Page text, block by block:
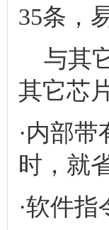
35条，
与其
其它芯
·内部
时，就
·软件